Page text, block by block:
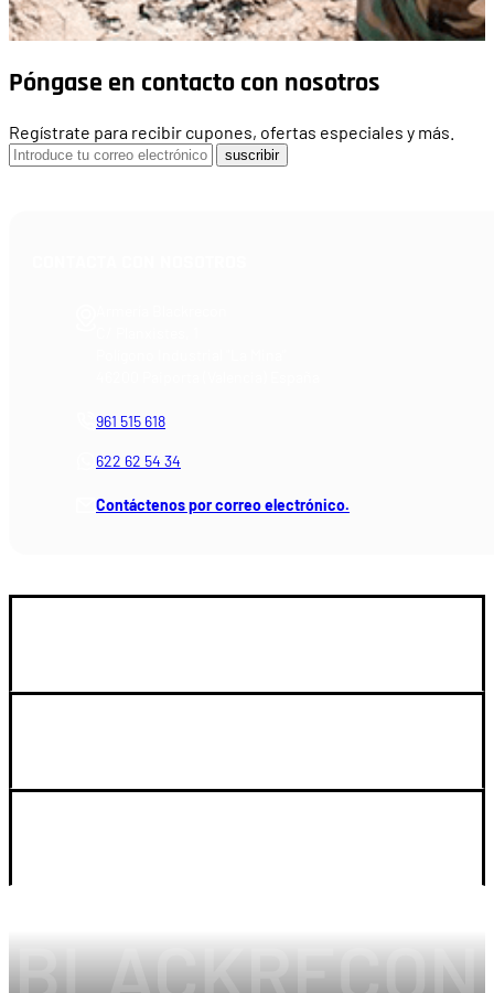
Póngase en contacto con nosotros
Regístrate para recibir cupones, ofertas especiales y más.
suscribir
961 515 618
622 62 54 34
Contáctenos por correo electrónico.